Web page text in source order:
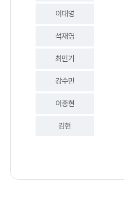
이대영
석재영
최민기
강수민
이종현
김현